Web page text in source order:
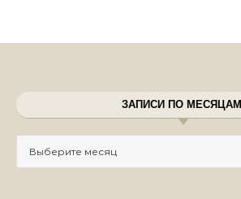
ЗАПИСИ ПО МЕСЯЦАМ